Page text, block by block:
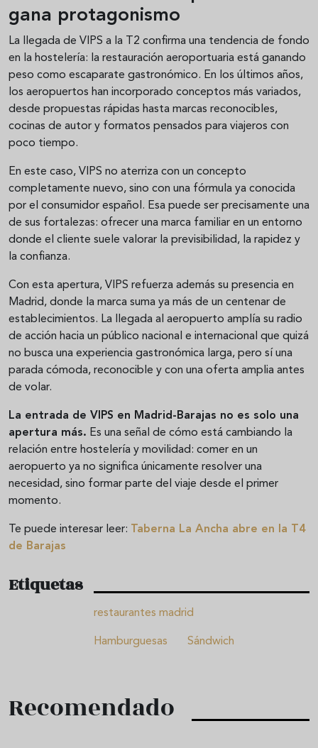
gana protagonismo
La llegada de VIPS a la T2 confirma una tendencia de fondo
en la hostelería: la restauración aeroportuaria está ganando
peso como escaparate gastronómico. En los últimos años,
los aeropuertos han incorporado conceptos más variados,
desde propuestas rápidas hasta marcas reconocibles,
cocinas de autor y formatos pensados para viajeros con
poco tiempo.
En este caso, VIPS no aterriza con un concepto
completamente nuevo, sino con una fórmula ya conocida
por el consumidor español. Esa puede ser precisamente una
de sus fortalezas: ofrecer una marca familiar en un entorno
donde el cliente suele valorar la previsibilidad, la rapidez y
la confianza.
Con esta apertura, VIPS refuerza además su presencia en
Madrid, donde la marca suma ya más de un centenar de
establecimientos. La llegada al aeropuerto amplía su radio
de acción hacia un público nacional e internacional que quizá
no busca una experiencia gastronómica larga, pero sí una
parada cómoda, reconocible y con una oferta amplia antes
de volar.
La entrada de VIPS en Madrid-Barajas no es solo una
apertura más. Es una señal de cómo está cambiando la
relación entre hostelería y movilidad: comer en un
aeropuerto ya no significa únicamente resolver una
necesidad, sino formar parte del viaje desde el primer
momento.
Te puede interesar leer: Taberna La Ancha abre en la T4
de Barajas
Etiquetas
restaurantes madrid
Hamburguesas Sándwich
Recomendado